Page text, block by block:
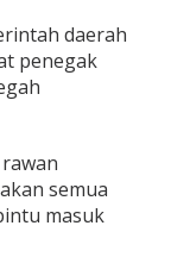
daerah
penegak
semua
masuk